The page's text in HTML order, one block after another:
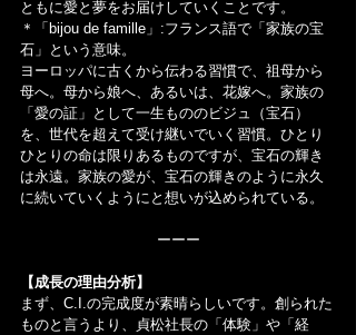
ともに愛と夢をお届けしていくことです。
＊「bijou de famille」:フランス語で「家族の宝
石」という意味。
ヨーロッパに古くから伝わる習慣で、祖母から
母へ。母から娘へ、あるいは、花嫁へ。家族の
「愛の証」として一生もののビジュ（宝石）
を、世代を超えて受け継いでいく習慣。ひとり
ひとりの命は限りあるものですが、宝石の輝き
は永遠。家族の愛が、宝石の輝きのように永久
に続いていくようにと想いが込められている。
ーーー
【成長の理由分析】
まず、C.I.の完成度が素晴らしいです。創られた
ものと言うより、貞松社長の「体験」や「経